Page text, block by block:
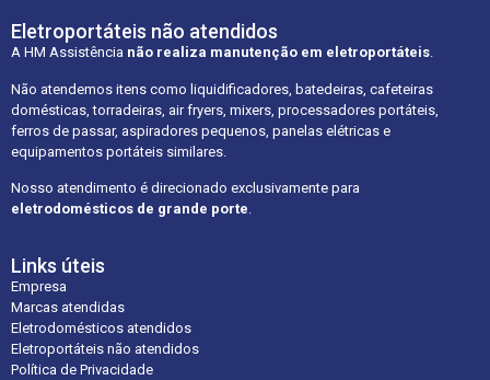
Eletroportáteis não atendidos
A HM Assistência não realiza manutenção em eletroportáteis.
Não atendemos itens como liquidificadores, batedeiras, cafeteiras
domésticas, torradeiras, air fryers, mixers, processadores portáteis,
ferros de passar, aspiradores pequenos, panelas elétricas e
equipamentos portáteis similares.
Nosso atendimento é direcionado exclusivamente para
eletrodomésticos de grande porte
Links úteis
Empresa
Marcas atendidas
Eletrodomésticos atendidos
Eletroportáteis não atendidos
Política de Privacidade